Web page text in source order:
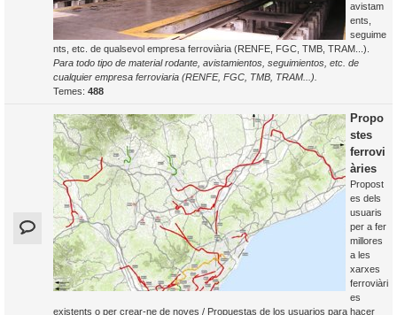
avistam
ents,
seguime
nts, etc. de qualsevol empresa ferroviària (RENFE, FGC, TMB, TRAM...).
Para todo tipo de material rodante, avistamientos, seguimientos, etc. de
cualquier empresa ferroviaria (RENFE, FGC, TMB, TRAM...).
Temes: 488
Propo
stes
ferrovi
àries
Propost
es dels
usuaris
per a fer
millores
a les
xarxes
ferroviàri
es
existents o per crear-ne de noves / Propuestas de los usuarios para hacer